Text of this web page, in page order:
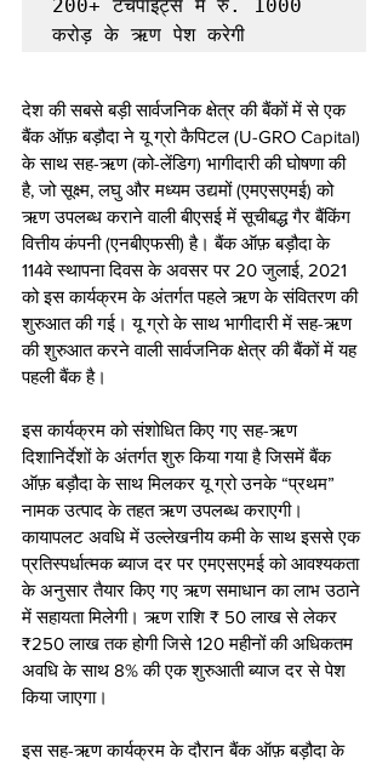
200+ टचपॉइंट्स में रु. 1000
देश की सबसे बड़ी सार्वजनिक क्षेत्र की बैंकों में से एक
बैंक ऑफ़ बड़ौदा ने यू ग्रो कैपिटल (U-GRO Capital)
के साथ सह-ऋण (को-लेंडिग) भागीदारी की घोषणा की
है, जो सूक्ष्म, लघु और मध्यम उद्यमों (एमएसएमई) को
ऋण उपलब्ध कराने वाली बीएसई में सूचीबद्ध गैर बैंकिंग
वित्तीय कंपनी (एनबीएफसी) है। बैंक ऑफ़ बड़ौदा के
114वे स्थापना दिवस के अवसर पर 20 जुलाई, 2021
को इस कार्यक्रम के अंतर्गत पहले ऋण के संवितरण की
शुरुआत की गई। यू ग्रो के साथ भागीदारी में सह-ऋण
की शुरुआत करने वाली सार्वजनिक क्षेत्र की बैंकों में यह
पहली बैंक है।
इस कार्यक्रम को संशोधित किए गए सह-ऋण
दिशानिर्देशों के अंतर्गत शुरु किया गया है जिसमें बैंक
ऑफ़ बड़ौदा के साथ मिलकर यू ग्रो उनके “प्रथम”
नामक उत्पाद के तहत ऋण उपलब्ध कराएगी।
कायापलट अवधि में उल्लेखनीय कमी के साथ इससे एक
प्रतिस्पर्धात्मक ब्याज दर पर एमएसएमई को आवश्यकता
के अनुसार तैयार किए गए ऋण समाधान का लाभ उठाने
में सहायता मिलेगी। ऋण राशि ₹ 50 लाख से लेकर
₹250 लाख तक होगी जिसे 120 महीनों की अधिकतम
अवधि के साथ 8% की एक शुरुआती ब्याज दर से पेश
किया जाएगा।
इस सह-ऋण कार्यक्रम के दौरान बैंक ऑफ़ बड़ौदा के